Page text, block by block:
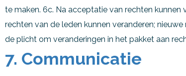
te maken. 6c. Na acceptatie van rechten
rechten van de leden kunnen veranderen;
de plicht om veranderingen in het pakket aan
7. Communicatie